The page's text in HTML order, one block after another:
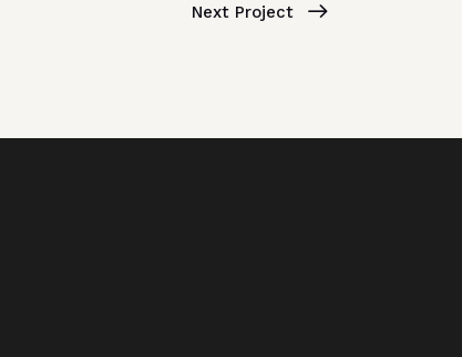
Next Project